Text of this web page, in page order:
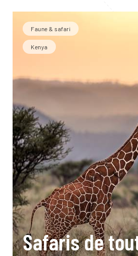
Faune & safari
Kenya
Safaris de